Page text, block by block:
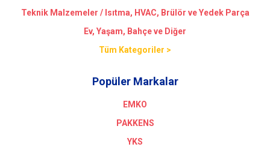
Teknik Malzemeler / Isıtma, HVAC, Brülör ve Yedek Parça
Ev, Yaşam, Bahçe ve Diğer
Tüm Kategoriler >
Popüler Markalar
EMKO
PAKKENS
YKS